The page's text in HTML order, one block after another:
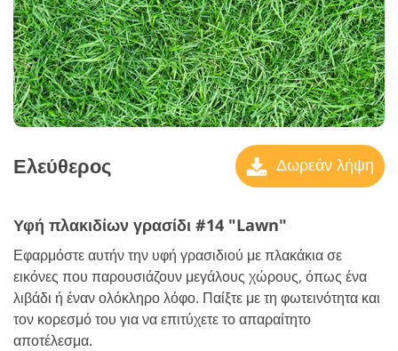
Ελεύθερος Δωρεάν λήψη
Υφή πλακιδίων γρασίδι #14 "Lawn"
Εφαρμόστε αυτήν την υφή γρασιδιού με πλακάκια σε
εικόνες που παρουσιάζουν μεγάλους χώρους, όπως ένα
λιβάδι ή έναν ολόκληρο λόφο. Παίξτε με τη φωτεινότητα και
τον κορεσμό του για να επιτύχετε το απαραίτητο
αποτέλεσμα.